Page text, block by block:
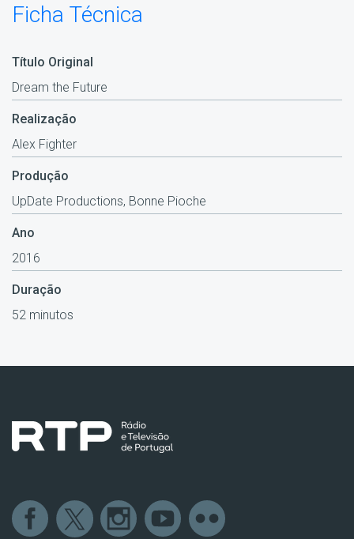
Ficha Técnica
Título Original
Dream the Future
Realização
Alex Fighter
Produção
UpDate Productions, Bonne Pioche
Ano
2016
Duração
52 minutos